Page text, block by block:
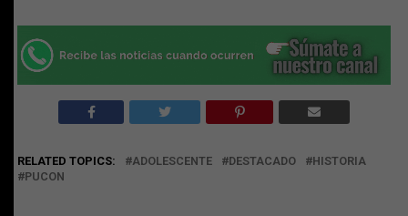
RELATED TOPICS: ADOLESCENTE DESTACADO
HISTORIA
PUCON